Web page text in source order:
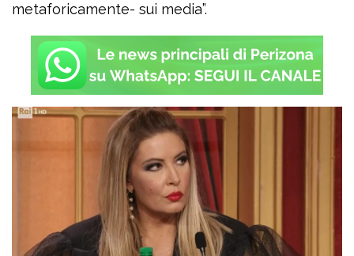
metaforicamente- sui media”.